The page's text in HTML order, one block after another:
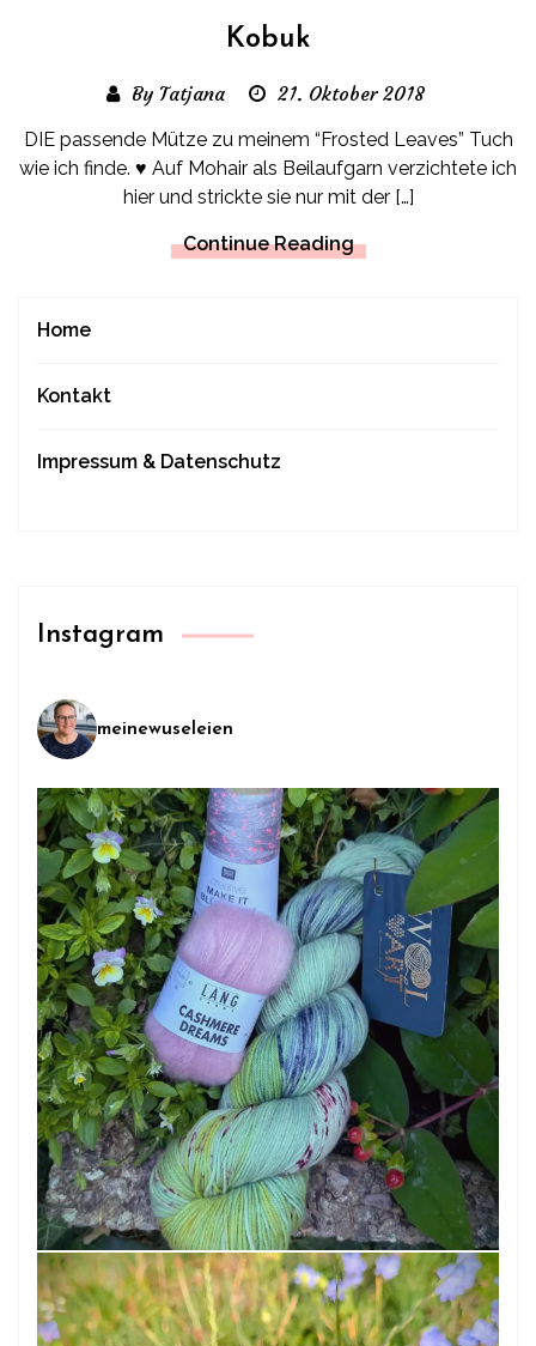
Kobuk
By Tatjana 21. Oktober 2018
DIE passende Mütze zu meinem “Frosted Leaves” Tuch
wie ich finde. ♥ Auf Mohair als Beilaufgarn verzichtete ich
hier und strickte sie nur mit der […]
Continue Reading
Home
Kontakt
Impressum & Datenschutz
Instagram
meinewuseleien